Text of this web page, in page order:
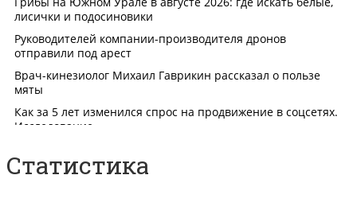
Статистика